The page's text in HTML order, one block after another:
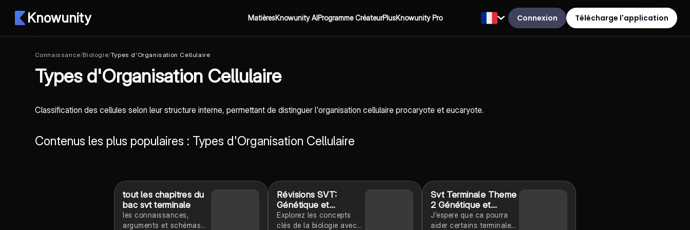
Knowunity MatièresKnowunity AIProgramme CréateurPlusKnowunity Pro Connexion Télécharge l'application
Connaissance/Biologie/Types d'Organisation Cellulaire
Types d'Organisation Cellulaire
Classification des cellules selon leur structure interne, permettant de distinguer l'organisation cellulaire procaryote et eucaryote.
Contenus les plus populaires : Types d'Organisation Cellulaire
tout les chapitres du
bac svt terminale
les connaissances,
arguments et schémas
Révisions SVT:
Génétique et
Immunité
Explorez les concepts
clés de la biologie avec
Svt Terminale Theme
2 Génétique et
évolution
J’espere que ca pourra
aider certains terminales